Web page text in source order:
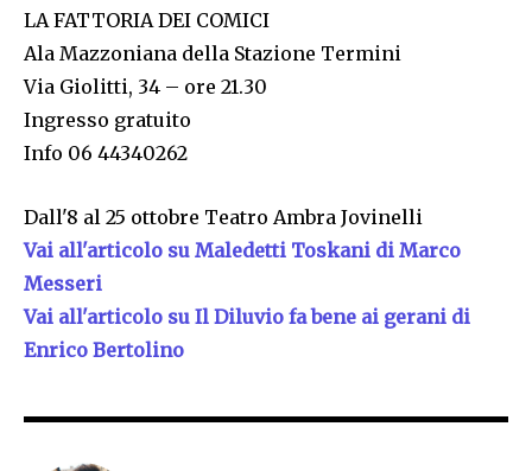
LA FATTORIA DEI COMICI
Ala Mazzoniana della Stazione Termini
Via Giolitti, 34 – ore 21.30
Ingresso gratuito
Info 06 44340262
Dall'8 al 25 ottobre Teatro Ambra Jovinelli
Vai all'articolo su Maledetti Toskani di Marco
Messeri
Vai all'articolo su Il Diluvio fa bene ai gerani di
Enrico Bertolino